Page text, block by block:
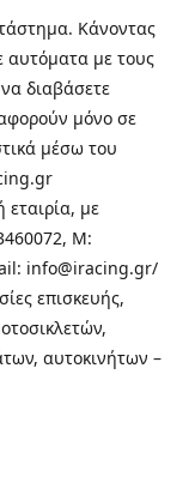
Κάνοντας
αυτόματα με τους
διαβάσετε
μόνο σε
μέσω του
με
M:
info@iracing.gr/
επισκευής,
αυτοκινήτων –